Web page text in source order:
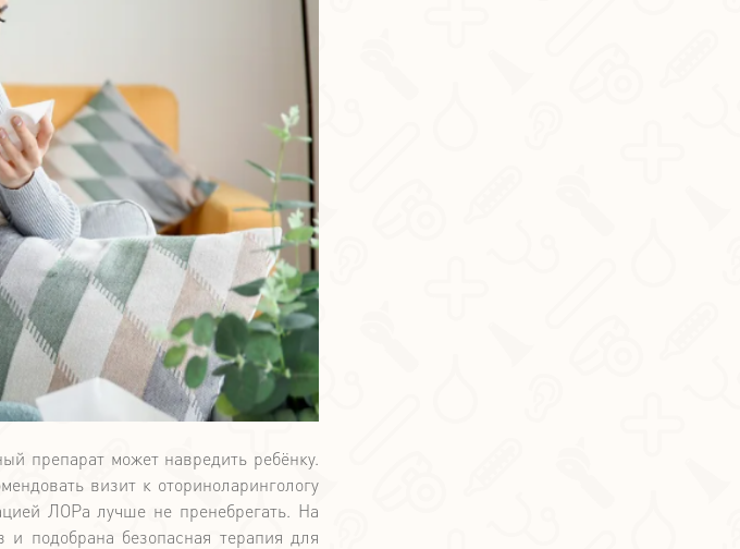
препарат может навредить ребёнку.
визит к оториноларингологу
ЛОРа лучше не пренебрегать. На
и подобрана безопасная терапия для